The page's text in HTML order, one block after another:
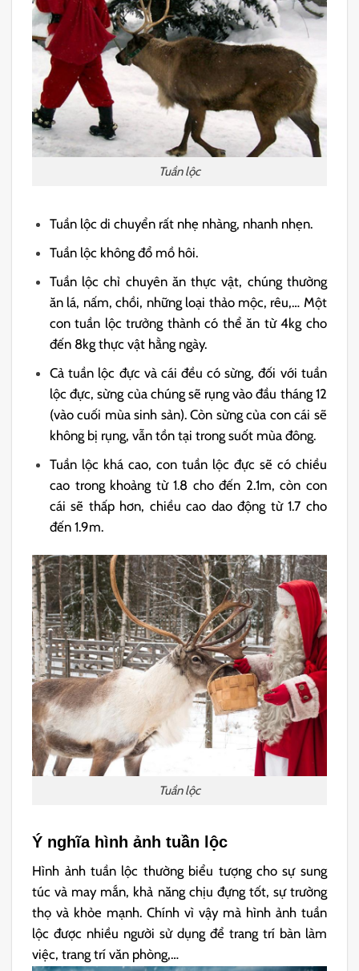
Tuần lộc
Tuần lộc di chuyển rất nhẹ nhàng, nhanh nhẹn.
Tuần lộc không đổ mồ hôi.
Tuần lộc chỉ chuyên ăn thực vật, chúng thường
ăn lá, nấm, chồi, những loại thảo mộc, rêu,… Một
con tuần lộc trưởng thành có thể ăn từ 4kg cho
đến 8kg thực vật hằng ngày.
Cả tuần lộc đực và cái đều có sừng, đối với tuần
lộc đực, sừng của chúng sẽ rụng vào đầu tháng 12
(vào cuối mùa sinh sản). Còn sừng của con cái sẽ
không bị rụng, vẫn tồn tại trong suốt mùa đông.
Tuần lộc khá cao, con tuần lộc đực sẽ có chiều
cao trong khoảng từ 1.8 cho đến 2.1m, còn con
cái sẽ thấp hơn, chiều cao dao động từ 1.7 cho
đến 1.9m.
Tuần lộc
Ý nghĩa hình ảnh tuần lộc
Hình ảnh tuần lộc thường biểu tượng cho sự sung
túc và may mắn, khả năng chịu đựng tốt, sự trường
thọ và khỏe mạnh. Chính vì vậy mà hình ảnh tuần
lộc được nhiều người sử dụng để trang trí bàn làm
việc, trang trí văn phòng,…